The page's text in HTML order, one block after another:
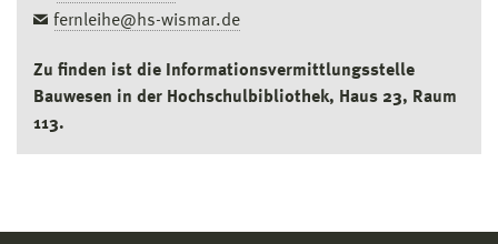
fernleihe@hs-wismar.de
Zu finden ist die Informationsvermittlungsstelle
Bauwesen in der Hochschulbibliothek, Haus 23, Raum
113.